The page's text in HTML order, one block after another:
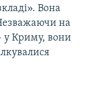
Вона
на
у Криму, вони